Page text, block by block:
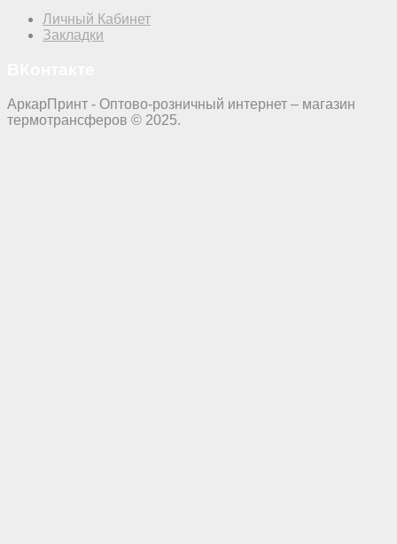
Личный Кабинет
Закладки
АркарПринт - Оптово-розничный интернет – магазин
термотрансферов © 2025.